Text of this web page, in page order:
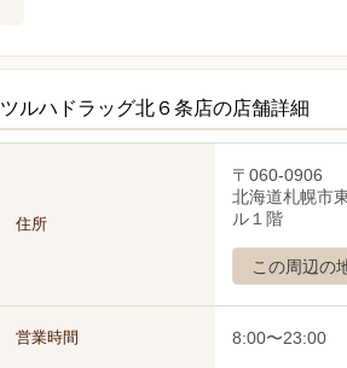
ツルハドラッグ北６条店の店舗詳細
住所
〒060-0906
北海道札幌市
ル１階
この周辺の
営業時間 8:00〜23:00